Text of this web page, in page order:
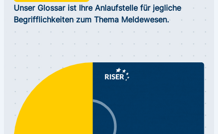
Unser Glossar ist Ihre Anlaufstelle für jegliche
Begrifflichkeiten zum Thema Meldewesen.